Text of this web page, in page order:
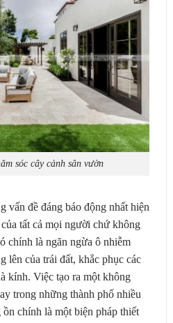
sóc cây cảnh sân vườn
vấn đề đáng báo động nhất hiện
tất cả mọi người chứ không
chính là ngăn ngừa ô nhiễm
lên của trái đất, khắc phục các
kính. Việc tạo ra một không
trong những thành phố nhiều
chính là một biện pháp thiết